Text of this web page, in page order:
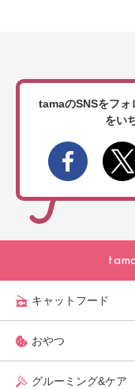
tamaのSNSをフォ
をい
キャットフード
おやつ
グルーミング&ケア